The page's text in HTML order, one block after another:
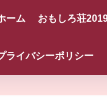
ーム おもしろ荘
ライバシーポリシー